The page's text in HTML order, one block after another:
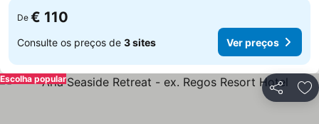
De € 110
Consulte os preços de 3 sites Ver preços
Partilhar
Escolha popular